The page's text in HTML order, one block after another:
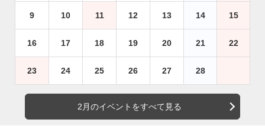
9 10 11 12 13 14 15
16 17 18 19 20 21 22
23 24 25 26 27 28
2月のイベントをすべて見る